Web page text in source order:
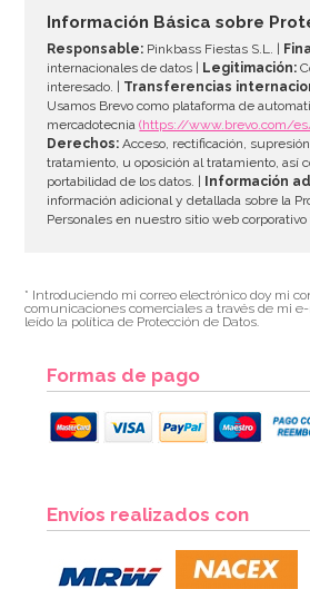
Información Básica sobre
Responsable: Pinkbass Fiestas S.L. |
internacionales de datos |
Legitimación:
interesado. | Transferencias
Usamos Brevo como plataforma de
mercadotecnia(https://www.brevo.com/
Derechos: Acceso, rectificación,
tratamiento, u oposición al tratamiento, así
portabilidad de los datos. |
Información
información adicional y detallada sobre la
Personales en nuestro sitio web corporativo
* Introduciendo mi correo electrónico doy mi
comunicaciones comerciales a través de mi
leído la política de Protección de Datos.
Formas de pago
Envíos realizados con